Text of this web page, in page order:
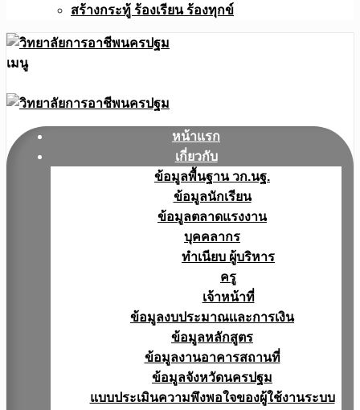
สร้างกระทู้ ร้องเรียน ร้องทุกข์
เมนู
หน้าแรก
เกี่ยวกับ
ข้อมูลพื้นฐาน วก.นฐ.
ข้อมูลนักเรียน
ข้อมูลตลาดแรงงาน
บุคคลากร
ทำเนียบ ผู้บริหาร
ครู
เจ้าหน้าที่
ข้อมูลงบประมาณเเละการเงิน
ข้อมูลหลักสูตร
ข้อมูลงานอาคารสถานที่
ข้อมูลจังหวัดนครปฐม
แบบประเมินความพึงพอใจของผู้ใช้งานระบบ